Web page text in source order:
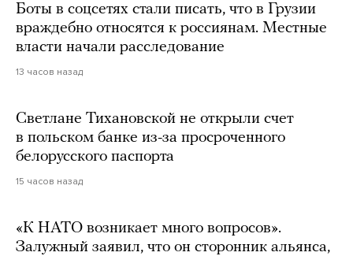
Боты в соцсетях стали писать, что в Грузии
враждебно относятся к россиянам. Местные
власти начали расследование
13 часов назад
Светлане Тихановской не открыли счет
в польском банке из-за просроченного
белорусского паспорта
15 часов назад
«К НАТО возникает много вопросов».
Залужный заявил, что он сторонник альянса,